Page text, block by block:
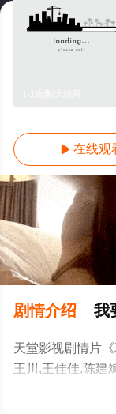
 在线观
剧情介绍 我
天堂影视剧情片
王川,王佳佳,陈建
磊,孙强,五百,吴